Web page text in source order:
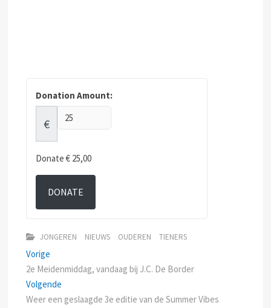
Donation Amount:
€
Donate€ 25,00
DONATE
JONGEREN NIEUWS OUDEREN TIENERS
Bericht
navigatie
Vorige
post:
2e Meidenmiddag, vandaag bij J.C. De Border
Volgende
post:
Weer een geslaagde 3e editie van de Summer Vibes